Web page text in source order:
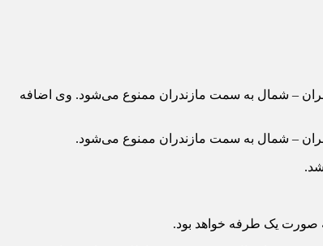
کرد: تردد انواع وسایل نقلیه از ساعت ١۴ روز جمعه ١٩ تیرماه جاری از آزادراه تهران – شمال به سمت مازندران ممنوع می‌شود. وی اضافه